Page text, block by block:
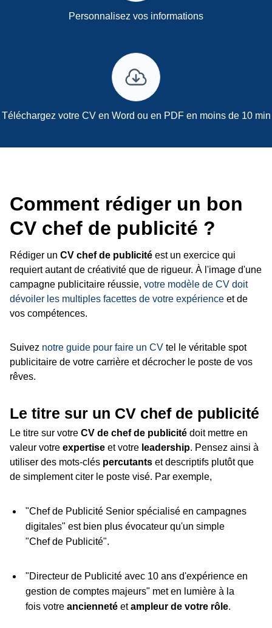
Personnalisez vos informations
Téléchargez votre CV en Word ou en PDF en moins de 10 min
Comment rédiger un bon
CV chef de publicité ?
Rédiger un CV chef de publicité est un exercice qui
requiert autant de créativité que de rigueur. À l'image d'une
campagne publicitaire réussie, votre modèle de CV doit
dévoiler les multiples facettes de votre expérience et de
vos compétences.
Suivez notre guide pour faire un CV tel le véritable spot
publicitaire de votre carrière et décrocher le poste de vos
rêves.
Le titre sur un CV chef de publicité
Le titre sur votre CV de chef de publicité doit mettre en
valeur votre expertise et votre leadership. Pensez ainsi à
utiliser des mots-clés percutants et descriptifs plutôt que
de simplement citer le poste visé. Par exemple,
"Chef de Publicité Senior spécialisé en campagnes
digitales" est bien plus évocateur qu'un simple
"Chef de Publicité".
"Directeur de Publicité avec 10 ans d'expérience en
gestion de comptes majeurs" met en lumière à la
fois votre anciennetéetampleur de votre rôle.